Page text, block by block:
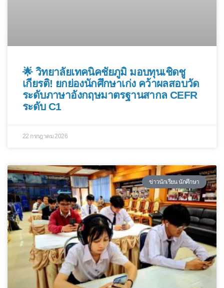
🌟 วิทยาลัยเทคนิคชัยภูมิ มอบทุนเชิดชู
เกียรติ! ยกย่องนักศึกษาเก่ง คว้าผลสอบวัด
ระดับภาษาอังกฤษมาตรฐานสากล CEFR
ระดับ C1
22 กรกฎาคม 2026
ข่าวนักเรียน นักศึกษา